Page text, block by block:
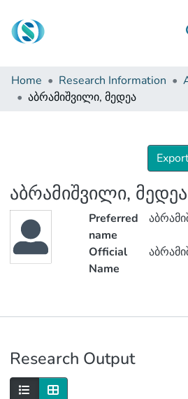
Communities & Collections
Browse
Home Research Information
აბრამიშვილი, მედეა
აბრამიშვილი, მედეა
Preferred
name
Official
Name
Research Output